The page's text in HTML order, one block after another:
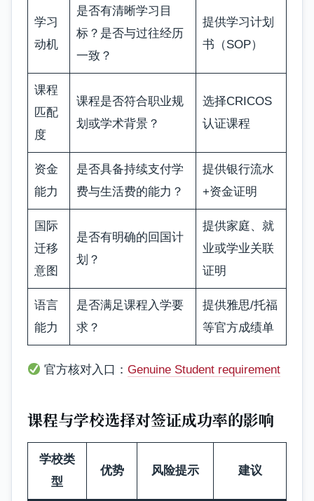
学习
动机
是否有清晰学习目
标？是否与过往经历
一致？
提供学习计划
书（SOP）
课程
匹配
度
课程是否符合职业规
划或学术背景？
选择CRICOS
认证课程
资金
能力
是否具备持续支付学
费与生活费的能力？
提供银行流水
+资金证明
国际
迁移
意图
是否有明确的回国计
划？
提供家庭、就
业或学业关联
证明
语言
能力
是否满足课程入学要
求？
提供雅思/托福
等官方成绩单
官方核对入口：Genuine Student requirement
课程与学校选择对签证成功率的影响
学校类
型
优势 风险提示 建议